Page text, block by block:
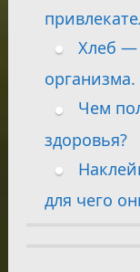
Хлеб —
организма.
Чем
здоровья?
для чего